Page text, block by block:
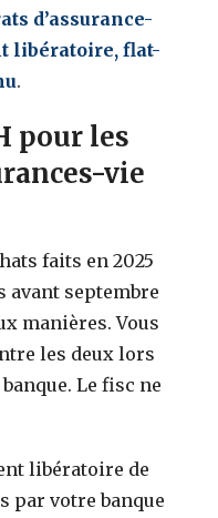
d’assurance-
libératoire, flat-
.
pour les
vie
faits en 2025
avant septembre
manières. Vous
les deux lors
Le fisc ne
libératoire de
par votre banque